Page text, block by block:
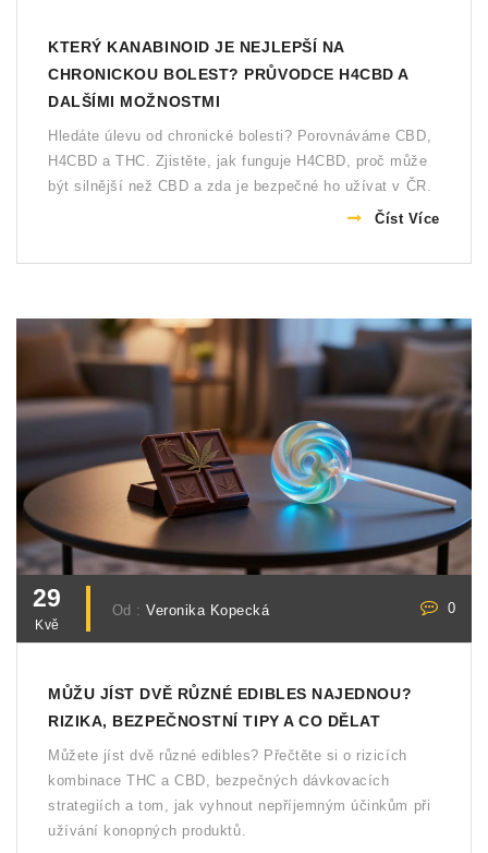
KTERÝ KANABINOID JE NEJLEPŠÍ NA
CHRONICKOU BOLEST? PRŮVODCE H4CBD A
DALŠÍMI MOŽNOSTMI
Hledáte úlevu od chronické bolesti? Porovnáváme CBD,
H4CBD a THC. Zjistěte, jak funguje H4CBD, proč může
být silnější než CBD a zda je bezpečné ho užívat v ČR.
Číst Více
29
Kvě
Od :Veronika Kopecká 0
MŮŽU JÍST DVĚ RŮZNÉ EDIBLES NAJEDNOU?
RIZIKA, BEZPEČNOSTNÍ TIPY A CO DĚLAT
Můžete jíst dvě různé edibles? Přečtěte si o rizicích
kombinace THC a CBD, bezpečných dávkovacích
strategiích a tom, jak vyhnout nepříjemným účinkům při
užívání konopných produktů.